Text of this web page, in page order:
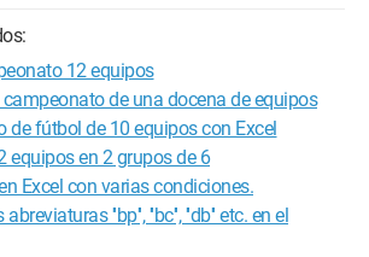
12 equipos
de una docena de equipos
de fútbol de 10 equipos con Excel
equipos en 2 grupos de 6
Excel con varias condiciones.
''bp'', ''bc'', ''db'' etc. en el